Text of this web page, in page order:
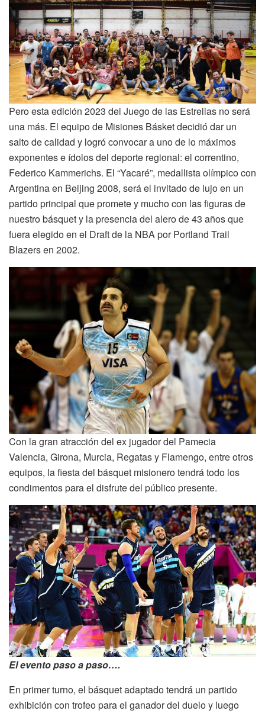
Pero esta edición 2023 del Juego de las Estrellas no será
una más. El equipo de Misiones Básket decidió dar un
salto de calidad y logró convocar a uno de lo máximos
exponentes e ídolos del deporte regional: el correntino,
Federico Kammerichs. El “Yacaré”, medallista olímpico con
Argentina en Beijing 2008, será el invitado de lujo en un
partido principal que promete y mucho con las figuras de
nuestro básquet y la presencia del alero de 43 años que
fuera elegido en el Draft de la NBA por Portland Trail
Blazers en 2002.
Con la gran atracción del ex jugador del Pamecia
Valencia, Girona, Murcia, Regatas y Flamengo, entre otros
equipos, la fiesta del básquet misionero tendrá todo los
condimentos para el disfrute del público presente.
El evento paso a paso….
En primer turno, el básquet adaptado tendrá un partido
exhibición con trofeo para el ganador del duelo y luego